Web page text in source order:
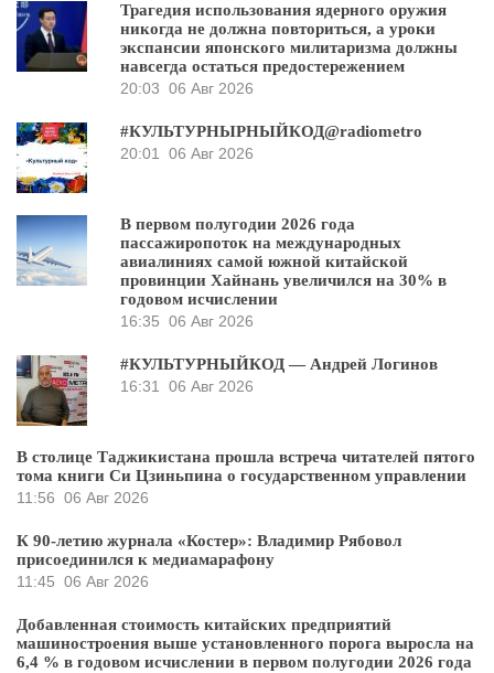
Трагедия использования ядерного оружия
никогда не должна повториться, а уроки
экспансии японского милитаризма должны
навсегда остаться предостережением
20:03 06 Авг 2026
#КУЛЬТУРНЫРНЫЙКОД@radiometro
20:01 06 Авг 2026
В первом полугодии 2026 года
пассажиропоток на международных
авиалиниях самой южной китайской
провинции Хайнань увеличился на 30% в
годовом исчислении
16:35 06 Авг 2026
#КУЛЬТУРНЫЙКОД — Андрей Логинов
16:31 06 Авг 2026
В столице Таджикистана прошла встреча читателей пятого
тома книги Си Цзиньпина о государственном управлении
11:56 06 Авг 2026
К 90-летию журнала «Костер»: Владимир Рябовол
присоединился к медиамарафону
11:45 06 Авг 2026
Добавленная стоимость китайских предприятий
машиностроения выше установленного порога выросла на
6,4 % в годовом исчислении в первом полугодии 2026 года